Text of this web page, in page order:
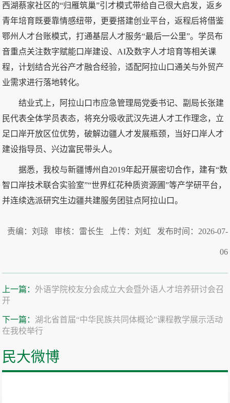
西湖蔡家社区的“归雁筑巢”引才模式带给自己很大启发，返乡
青年培育既要靠情感纽带，更要搭建创业平台，返程后将借鉴
鄂州人才台账模式，打通基层人才服务“最后一公里”。学员布
音重点关注数字赋能口岸建设、AI及数字人才培育等相关课
程，计划结合光谷产才融合经验，适配阿拉山口通关与外贸产
业需求进行落地转化。
结业式上，阿拉山口市应急管理局党委书记、副局长张建
民代表全体学员表态，将充分吸收武汉先进人才工作理念，立
足口岸开放区位优势，破解边疆人才发展瓶颈，当好口岸人才
建设指导员、兴边富民带头人。
据悉，我校与新疆博州自2019年起开展密切合作，建有“数
智口岸技术联合实验室”“世界红花种质资源圃”等产学研平台，
并连续选派研究生边疆共建服务团驻点阿拉山口。
责编：刘琼 审核：雷长生 上传：刘虹 发布时间：2026-07-
06
上一篇： 外语学院校友分会成立大会暨外语人才培养研讨会召
开
下一篇： 湖北省首届“中华民族共同体概论”课程教学展示活动
在我校举行
民大微博